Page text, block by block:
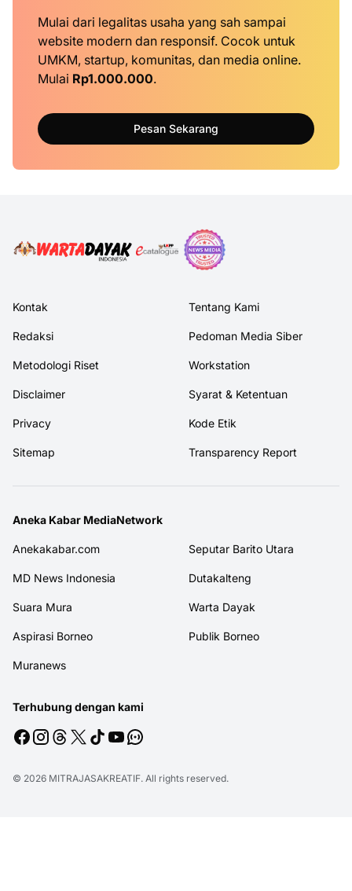
Mulai dari legalitas usaha yang sah sampai
website modern dan responsif. Cocok untuk
UMKM, startup, komunitas, dan media online.
Mulai Rp1.000.000.
Pesan Sekarang
Kontak Tentang Kami
Redaksi Pedoman Media Siber
Metodologi Riset Workstation
Disclaimer Syarat & Ketentuan
Privacy Kode Etik
Sitemap Transparency Report
Aneka Kabar MediaNetwork
Anekakabar.com Seputar Barito Utara
MD News Indonesia Dutakalteng
Suara Mura Warta Dayak
Aspirasi Borneo Publik Borneo
Muranews
Terhubung dengan kami
© 2026 MITRAJASAKREATIF. All rights reserved.